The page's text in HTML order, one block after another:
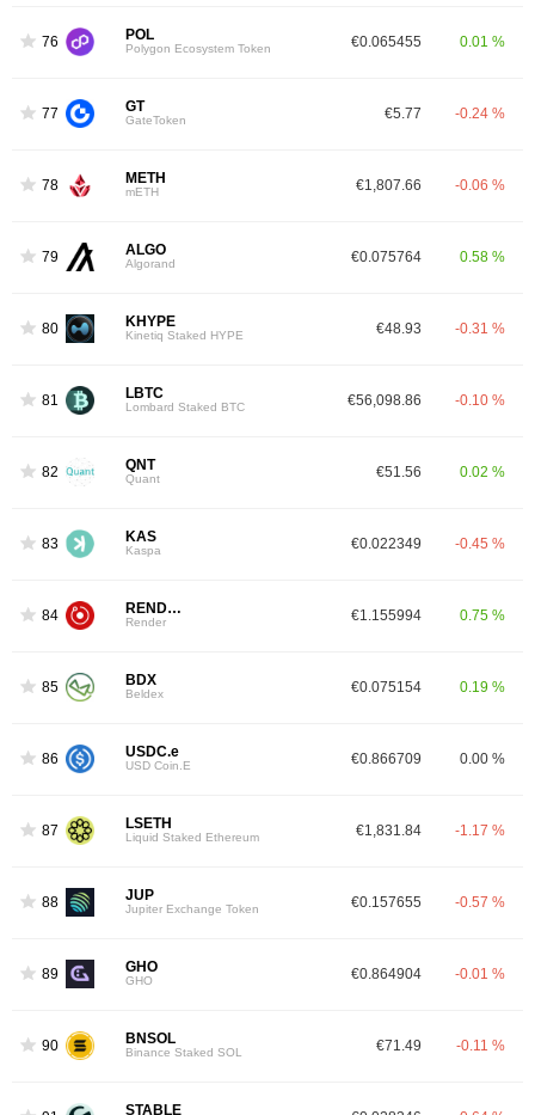
76 POL
Polygon Ecosystem Token €0.065455 0.01 %
77 GT
GateToken €5.77 -0.24 %
78 METH
mETH €1,807.66 -0.06 %
79 ALGO
Algorand €0.075764 0.58 %
80 KHYPE
Kinetiq Staked HYPE €48.93 -0.31 %
81 LBTC
Lombard Staked BTC €56,098.86 -0.10 %
82 QNT
Quant €51.56 0.02 %
83 KAS
Kaspa €0.022349 -0.45 %
84 RENDER
Render €1.155994 0.75 %
85 BDX
Beldex €0.075154 0.19 %
86 USDC.e
USD Coin.E €0.866709 0.00 %
87 LSETH
Liquid Staked Ethereum €1,831.84 -1.17 %
88 JUP
Jupiter Exchange Token €0.157655 -0.57 %
89 GHO
GHO €0.864904 -0.01 %
90 BNSOL
Binance Staked SOL €71.49 -0.11 %
STABLE